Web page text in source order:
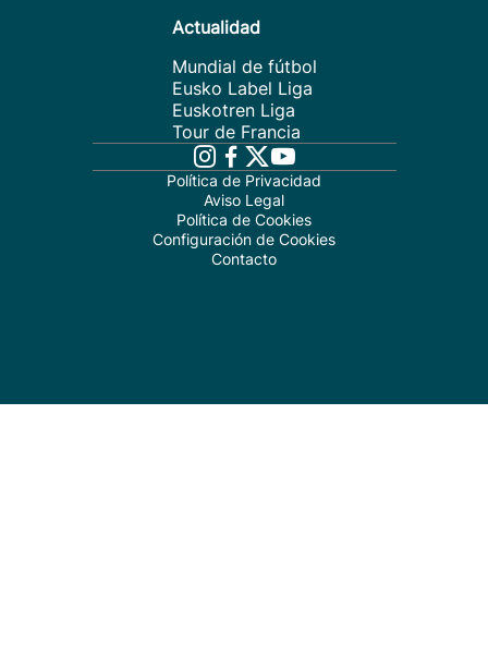
Actualidad
Mundial de fútbol
Eusko Label Liga
Euskotren Liga
Tour de Francia
Política de Privacidad
Aviso Legal
Política de Cookies
Configuración de Cookies
Contacto